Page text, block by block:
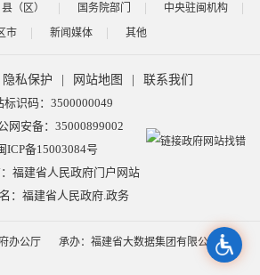
（区） 国务院部门
中央驻闽机构
市
新闻媒体 其他
隐私保护 网站地图
联系我们
标识码：3500000049
网安备：35000899002
ICP备15003084号
福建省人民政府门户网站
：福建省人民政府.政务
办公厅 承办：福建省大数据集团有限公司